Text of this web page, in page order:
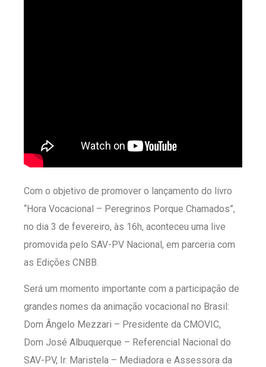
Com o objetivo de promover o lançamento do livro
“Hora Vocacional – Peregrinos Porque Chamados”,
no dia 3 de fevereiro, às 16h, aconteceu uma live
promovida pelo SAV-PV Nacional, em parceria com
as Edições CNBB.
Será um momento importante com a participação de
grandes nomes da animação vocacional no Brasil:
Dom Ângelo Mezzari – Presidente da CMOVIC,
Dom José Albuquerque – Referencial Nacional do
SAV-PV, Ir. Maristela – Mediadora e Assessora da